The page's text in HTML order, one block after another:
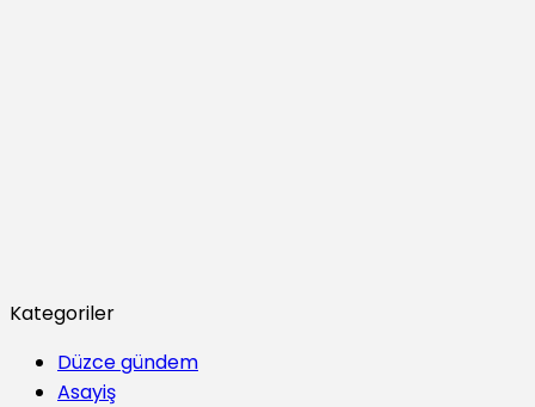
Kategoriler
Düzce gündem
Asayiş